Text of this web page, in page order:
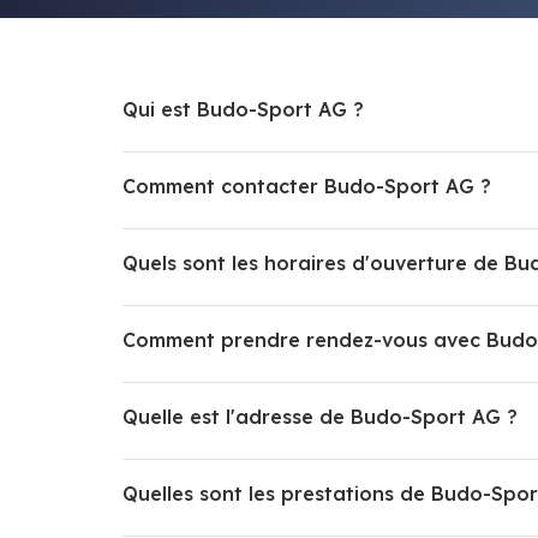
Qui est Budo-Sport AG ?
Comment contacter Budo-Sport AG ?
Quels sont les horaires d'ouverture de
Comment prendre rendez-vous avec
Quelle est l'adresse de Budo-Sport AG ?
Quelles sont les prestations de Budo-